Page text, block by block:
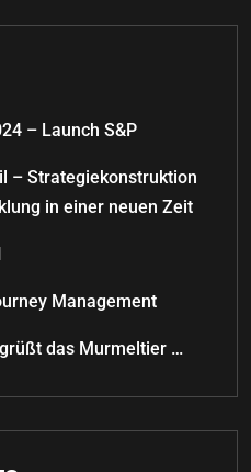
– Launch S&P
– Strategiekonstruktion
in einer neuen Zeit
Management
das Murmeltier …